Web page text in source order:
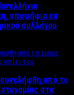
υποψήφια εκ
συλλόγου
από το
στο